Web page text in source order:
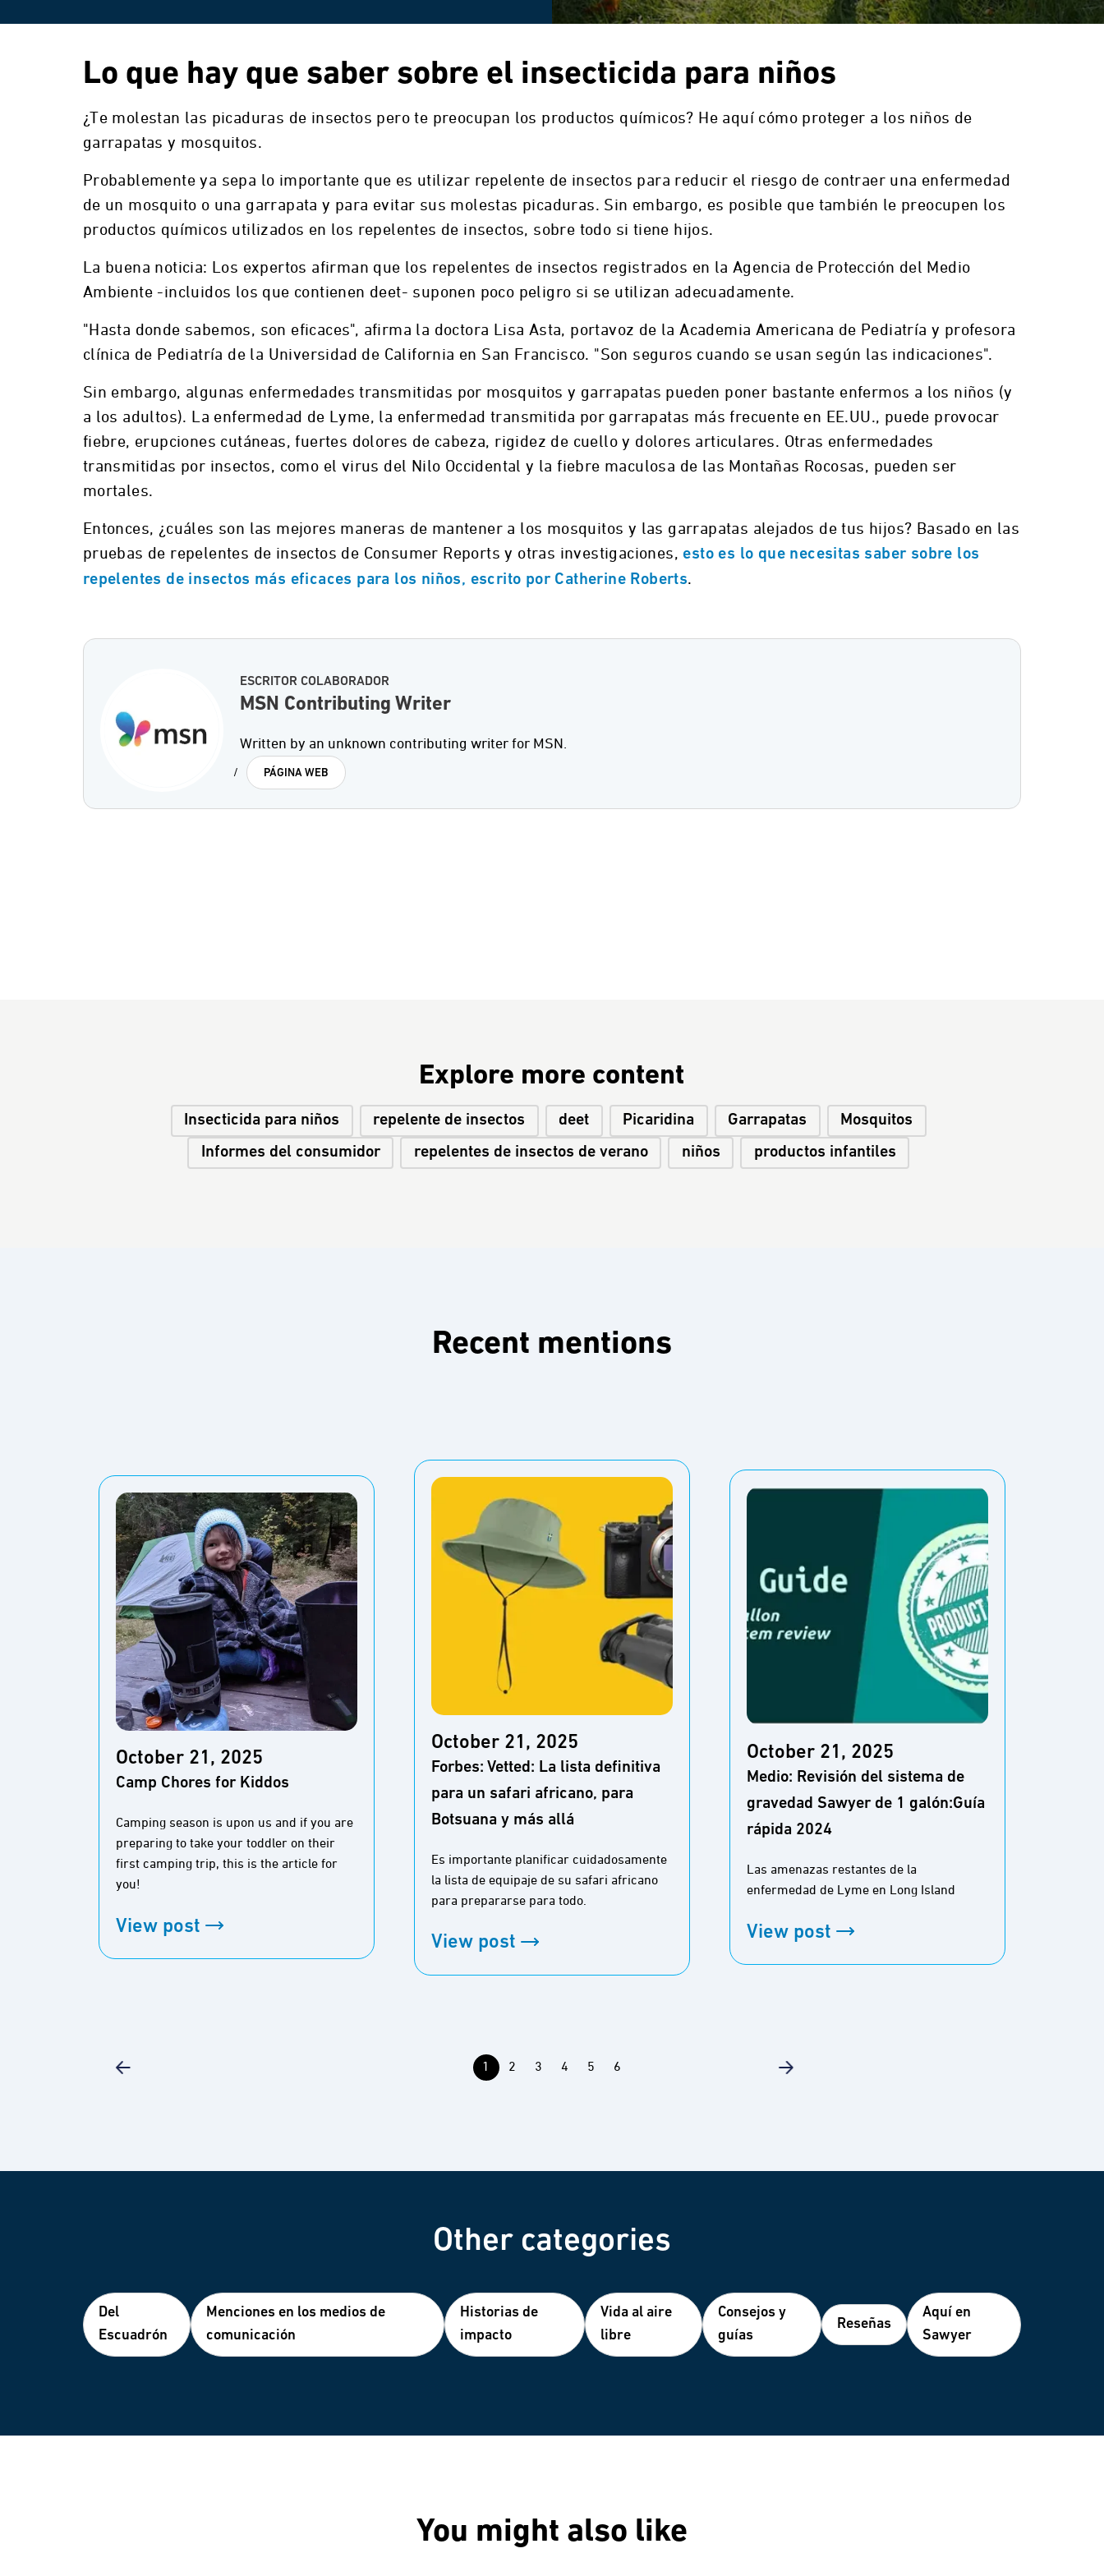
Lo que hay que saber sobre el insecticida para niños
¿Te molestan las picaduras de insectos pero te preocupan los productos químicos? He aquí cómo proteger a los niños de
garrapatas y mosquitos.
Probablemente ya sepa lo importante que es utilizar repelente de insectos para reducir el riesgo de contraer una enfermedad
de un mosquito o una garrapata y para evitar sus molestas picaduras. Sin embargo, es posible que también le preocupen los
productos químicos utilizados en los repelentes de insectos, sobre todo si tiene hijos.
La buena noticia: Los expertos afirman que los repelentes de insectos registrados en la Agencia de Protección del Medio
Ambiente -incluidos los que contienen deet- suponen poco peligro si se utilizan adecuadamente.
"Hasta donde sabemos, son eficaces", afirma la doctora Lisa Asta, portavoz de la Academia Americana de Pediatría y profesora
clínica de Pediatría de la Universidad de California en San Francisco. "Son seguros cuando se usan según las indicaciones".
Sin embargo, algunas enfermedades transmitidas por mosquitos y garrapatas pueden poner bastante enfermos a los niños (y
a los adultos). La enfermedad de Lyme, la enfermedad transmitida por garrapatas más frecuente en EE.UU., puede provocar
fiebre, erupciones cutáneas, fuertes dolores de cabeza, rigidez de cuello y dolores articulares. Otras enfermedades
transmitidas por insectos, como el virus del Nilo Occidental y la fiebre maculosa de las Montañas Rocosas, pueden ser
mortales.
Entonces, ¿cuáles son las mejores maneras de mantener a los mosquitos y las garrapatas alejados de tus hijos? Basado en las
pruebas de repelentes de insectos de Consumer Reports y otras investigaciones, esto es lo que necesitas saber sobre los
repelentes de insectos más eficaces para los niños, escrito por Catherine Roberts.
ESCRITOR COLABORADOR
MSN Contributing Writer
Written by an unknown contributing writer for MSN.
/ PÁGINA WEB
Explore more content
Insecticida para niños repelente de insectos deet Picaridina Garrapatas
Mosquitos
Informes del consumidor
repelentes de insectos de verano niños productos infantiles
Recent mentions
October 21, 2025
Camp Chores for Kiddos
Camping season is upon us and if you are
preparing to take your toddler on their
first camping trip, this is the article for
you!
View post
October 21, 2025
Forbes: Vetted: La lista definitiva
para un safari africano, para
Botsuana y más allá
Es importante planificar cuidadosamente
la lista de equipaje de su safari africano
para prepararse para todo.
View post
October 21, 2025
Medio: Revisión del sistema de
gravedad Sawyer de 1 galón:Guía
rápida 2024
Las amenazas restantes de la
enfermedad de Lyme en Long Island
View post
1 2 3 4 5 6
Other categories
Del
Escuadrón
Menciones en los medios de
comunicación
Historias de
impacto
Vida al aire
libre
Consejos y
guías
Reseñas
Aquí en
Sawyer
You might also like